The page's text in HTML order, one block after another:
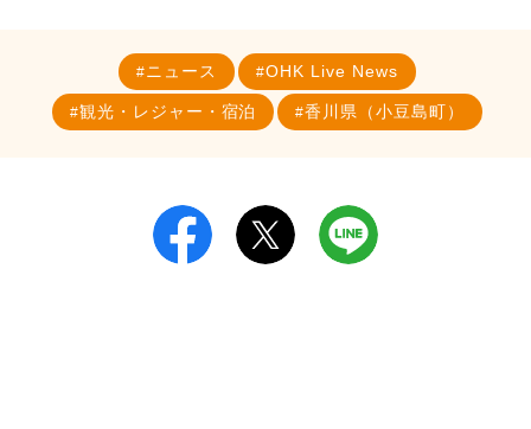
ニュース OHK Live News
観光・レジャー・宿泊 香川県（小豆島町）